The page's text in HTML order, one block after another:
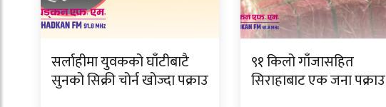
सर्लाहीमा युवकको घाँटीबाटै
सुनको सिक्री चोर्न खोज्दा पक्राउ
९१ किलो गाँजासहित
सिराहाबाट एक जना पक्राउ